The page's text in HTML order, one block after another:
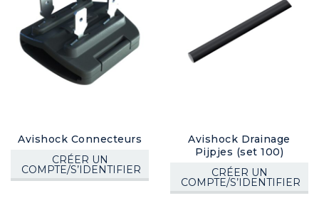
Avishock Connecteurs
CRÉER UN
COMPTE/S’IDENTIFIER
Avishock Drainage
Pijpjes (set 100)
CRÉER UN
COMPTE/S’IDENTIFIER